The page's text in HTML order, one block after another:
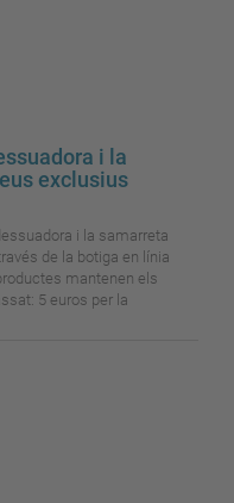
i la
exclusius
i la samarreta
de la botiga en línia
mantenen els
5 euros per la